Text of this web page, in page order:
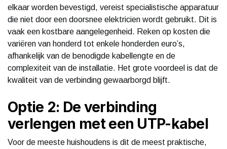
elkaar worden bevestigd, vereist specialistische apparatuur
die niet door een doorsnee elektricien wordt gebruikt. Dit is
vaak een kostbare aangelegenheid. Reken op kosten die
variëren van honderd tot enkele honderden euro’s,
afhankelijk van de benodigde kabellengte en de
complexiteit van de installatie. Het grote voordeel is dat de
kwaliteit van de verbinding gewaarborgd blijft.
Optie 2: De verbinding
verlengen met een UTP-kabel
Voor de meeste huishoudens is dit de meest praktische,